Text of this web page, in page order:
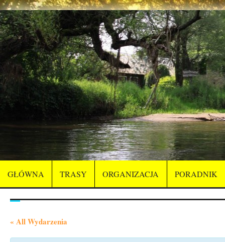
GŁÓWNA TRASY ORGANIZACJA PORADNIK
« All Wydarzenia